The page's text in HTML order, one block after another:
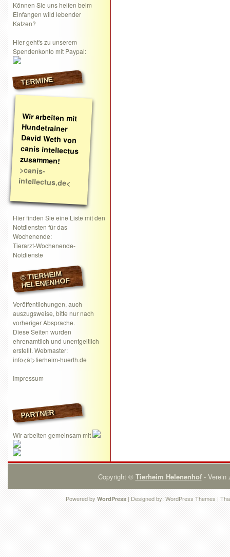
Können Sie uns helfen beim
Einfangen wild lebender
Katzen?
Hier geht's zu unserem
Spendenkonto mit Paypal:
TERMINE
Wir arbeiten mit
Hundetrainer
David Weth von
canis intellectus
zusammen!
>canis-
intellectus.de<
Hier finden Sie eine Liste mit den
Notdiensten für das
Wochenende:
Tierarzt-Wochenende-
Notdienste
© TIERHEIM
HELENENHOF
Veröffentlichungen, auch
auszugsweise, bitte nur nach
vorheriger Absprache.
Diese Seiten wurden
ehrenamtlich und unentgeltlich
erstellt. Webmaster:
info<ät>tierheim-huerth.de
Impressum
PARTNER
Wir arbeiten gemeinsam mit
Copyright © Tierheim Helenenhof- Verein
Powered by WordPress | Designed by: WordPress Themes |